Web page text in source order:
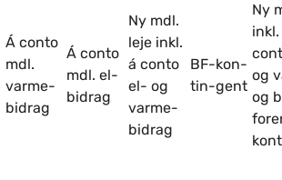
Á conto
mdl.
varme-
bidrag
Á conto
mdl. el-
bidrag
Ny mdl.
leje inkl.
á conto
el- og
varme-
bidrag
BF-kon-
tin-gent
Ny
inkl.
og
og